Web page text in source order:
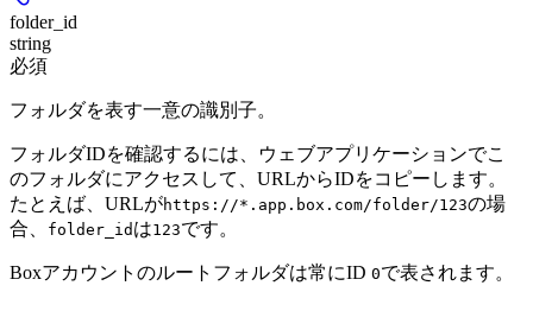
folder_id
string
必須
フォルダを表す一意の識別子。
フォルダIDを確認するには、ウェブアプリケーションでこ
のフォルダにアクセスして、URLからIDをコピーします。
たとえば、URLがhttps://*.app.box.com/folder/123の場
合、
folder_id は123です。
Boxアカウントのルートフォルダは常にID 0で表されます。